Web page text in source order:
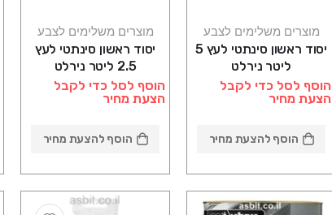
מוצרים משלימים לצבע
יסוד ראשון סינתטי לעץ 5
ליטר נירלט
הוסף לסל כדי לקבל
הצעת מחיר
הוסף להצעת מחיר
מוצרים משלימים לצבע
יסוד ראשון סינתטי לעץ
2.5 ליטר נירלט
הוסף לסל כדי לקבל
הצעת מחיר
הוסף להצעת מחיר